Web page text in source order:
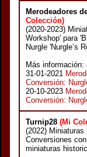
Merodeadores
Colección)
(2020-2023)
Workshop' para
Nurgle 'Nurgle’s
Más
31-01-2021
Conversión:
20-10-2023
Conversión:
Turnip28 (Mi
(2022) Miniaturas
Conversiones
miniaturas